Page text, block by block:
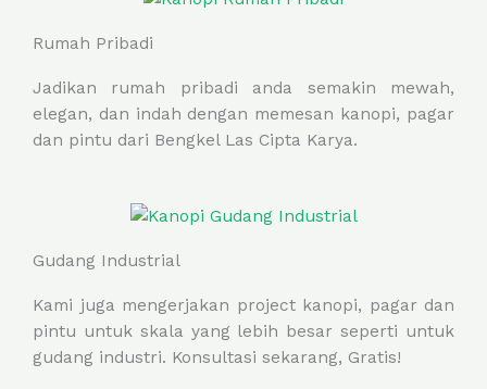
Rumah Pribadi
Jadikan rumah pribadi anda semakin mewah,
elegan, dan indah dengan memesan kanopi, pagar
dan pintu dari Bengkel Las Cipta Karya.
Gudang Industrial
Kami juga mengerjakan project kanopi, pagar dan
pintu untuk skala yang lebih besar seperti untuk
gudang industri. Konsultasi sekarang, Gratis!